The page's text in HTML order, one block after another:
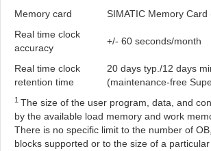
Memory card
SIMATIC Memory Card
Real time clock
accuracy
+/- 60 seconds/month
Real time clock
retention time
20 days typ./12 days
(maintenance-free
1 The size of the user program, data, and
by the available load memory and work
There is no specific limit to the number of
blocks supported or to the size of a